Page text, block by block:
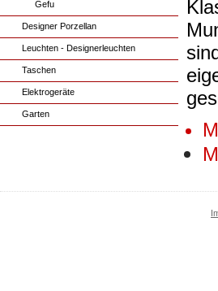
Gefu
Designer Porzellan
Leuchten - Designerleuchten
Taschen
Elektrogeräte
Garten